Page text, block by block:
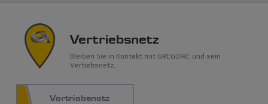
Vertriebsnetz
Bleiben Sie in Kontakt mit GREGOIRE und sein
Vertiebsnetz.
Vertriebsnetz